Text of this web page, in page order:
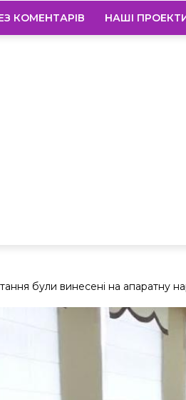
КОМЕНТАРІВ НАШІ
були винесені на апаратну